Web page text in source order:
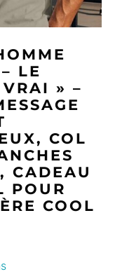
LE
» –
COL
CADEAU
POUR
COOL